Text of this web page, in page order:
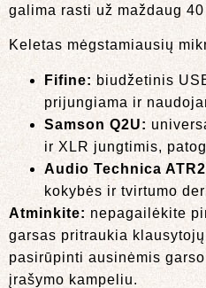
galima rasti už maždaug 40
Keletas mėgstamiausių
Fifine: biudžetinis
prijungiama ir
Samson Q2U:
ir XLR jungtimis,
Audio Technica
kokybės ir tvirtumo
Atminkite: nepagailėkite
garsas pritraukia
pasirūpinti ausinėmis
įrašymo kampeliu.